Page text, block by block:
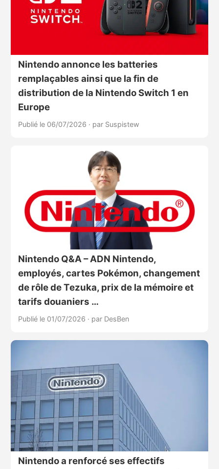
Nintendo annonce les batteries
remplaçables ainsi que la fin de
distribution de la Nintendo Switch 1 en
Europe
Publié le 06/07/2026 · par Suspistew
Nintendo Q&A – ADN Nintendo,
employés, cartes Pokémon, changement
de rôle de Tezuka, prix de la mémoire et
tarifs douaniers …
Publié le 01/07/2026 · par DesBen
Nintendo a renforcé ses effectifs